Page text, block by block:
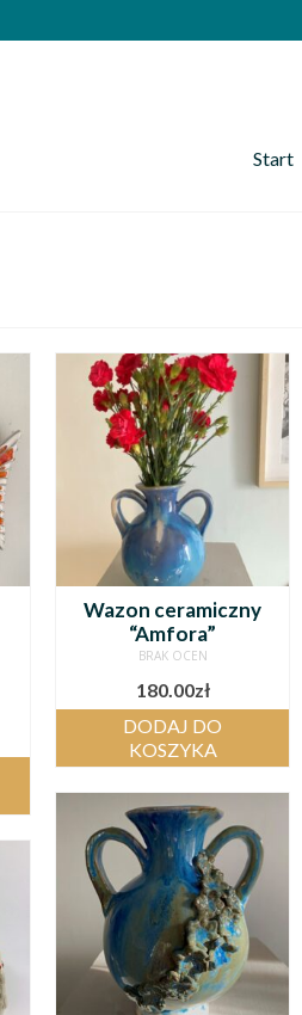
Start
Wazon ceramiczny
“Amfora”
BRAK OCEN
180.00zł
DODAJ DO
KOSZYKA